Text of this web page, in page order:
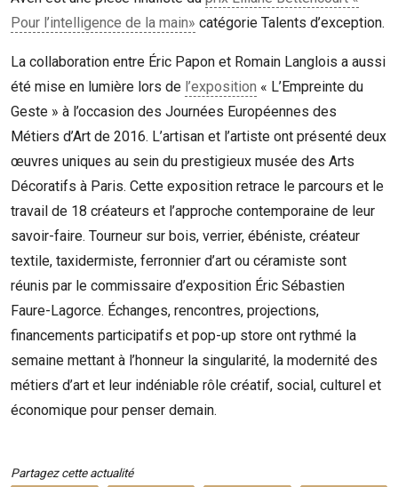
Pour l’intelligence de la main» catégorie Talents d’exception.
La collaboration entre Éric Papon et Romain Langlois a aussi
été mise en lumière lors de l’exposition « L’Empreinte du
Geste » à l’occasion des Journées Européennes des
Métiers d’Art de 2016. L’artisan et l’artiste ont présenté deux
œuvres uniques au sein du prestigieux musée des Arts
Décoratifs à Paris. Cette exposition retrace le parcours et le
travail de 18 créateurs et l’approche contemporaine de leur
savoir-faire. Tourneur sur bois, verrier, ébéniste, créateur
textile, taxidermiste, ferronnier d’art ou céramiste sont
réunis par le commissaire d’exposition Éric Sébastien
Faure-Lagorce. Échanges, rencontres, projections,
financements participatifs et pop-up store ont rythmé la
semaine mettant à l’honneur la singularité, la modernité des
métiers d’art et leur indéniable rôle créatif, social, culturel et
économique pour penser demain.
Partagez cette actualité